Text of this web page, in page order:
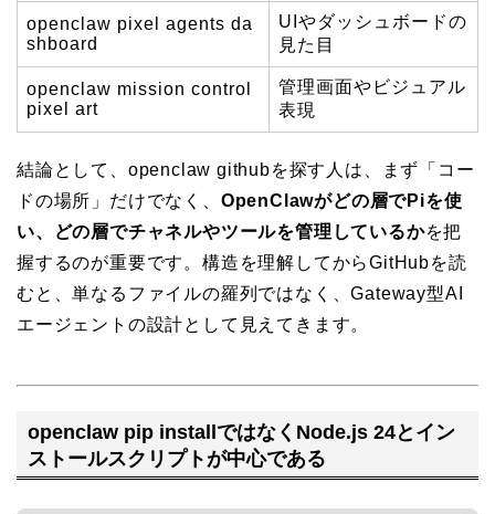
openclaw pixel agents da
shboard
UIやダッシュボードの
見た目
openclaw mission control
pixel art
管理画面やビジュアル
表現
結論として、openclaw githubを探す人は、まず「コー
ドの場所」だけでなく、 OpenClawがどの層でPiを使
い、どの層でチャネルやツールを管理しているかを把
握するのが重要です。構造を理解してからGitHubを読
むと、単なるファイルの羅列ではなく、Gateway型AI
エージェントの設計として見えてきます。
openclaw pip installではなくNode.js 24とイン
ストールスクリプトが中心である